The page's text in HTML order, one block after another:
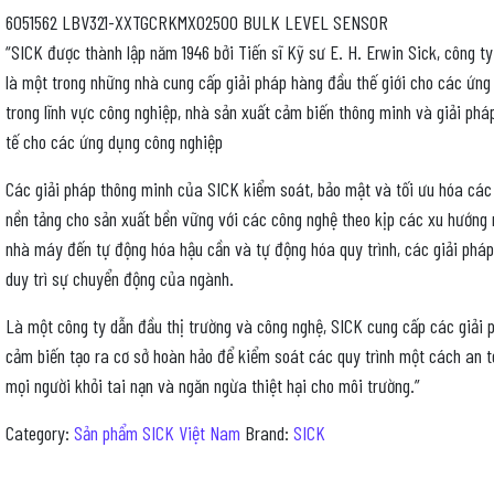
6051562 LBV321-XXTGCRKMX02500 BULK LEVEL SENSOR
“SICK được thành lập năm 1946 bởi Tiến sĩ Kỹ sư E. H. Erwin Sick, công
là một trong những nhà cung cấp giải pháp hàng đầu thế giới cho các
trong lĩnh vực công nghiệp, nhà sản xuất cảm biến thông minh và giải
tế cho các ứng dụng công nghiệp
Các giải pháp thông minh của SICK kiểm soát, bảo mật và tối ưu hóa
nền tảng cho sản xuất bền vững với các công nghệ theo kịp các xu
nhà máy đến tự động hóa hậu cần và tự động hóa quy trình, các giải
duy trì sự chuyển động của ngành.
Là một công ty dẫn đầu thị trường và công nghệ, SICK cung cấp các giải
cảm biến tạo ra cơ sở hoàn hảo để kiểm soát các quy trình một cách an
mọi người khỏi tai nạn và ngăn ngừa thiệt hại cho môi trường.”
Category: Sản phẩm SICK Việt Nam Brand: SICK